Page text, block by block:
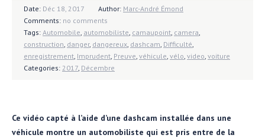
Date: Déc 18, 2017 Author: Marc-André Émond
Comments: no comments
Tags: Automobile automobiliste camaupoint camera
construction danger, dangereux dashcam Difficulté
enregistrement Imprudent Preuve véhicule vélo video voiture
Categories: 2017 Décembre
Ce vidéo capté à l’aide d’une dashcam installée dans une
véhicule montre un automobiliste qui est pris entre de la